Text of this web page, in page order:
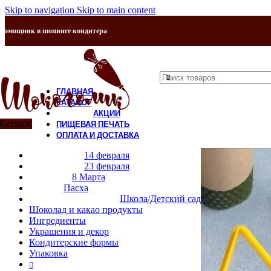
Skip to navigation Skip to main content
в шопинге кондитера
14 февраля
23 февраля
8 Марта
Пасха
Школа/Детский сад
Шоколад и какао продукты
Ингредиенты
Украшения и декор
Кондитерские формы
Упаковка
ГЛАВНАЯ
КАТАЛОГ
АКЦИИ
ПИЩЕВАЯ ПЕЧАТЬ
ОПЛАТА И ДОСТАВКА